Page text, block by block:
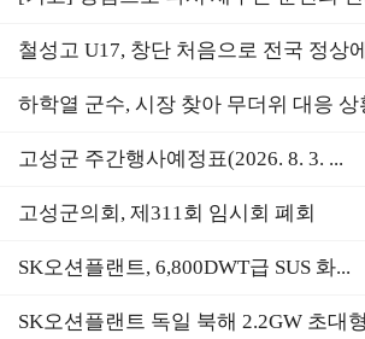
철성고 U17, 창단 처음으로 전국 정상
하학열 군수, 시장 찾아 무더위 대응 상
고성군 주간행사예정표(2026. 8. 3. ...
고성군의회, 제311회 임시회 폐회
SK오션플랜트, 6,800DWT급 SUS 화...
SK오션플랜트 독일 북해 2.2GW 초대